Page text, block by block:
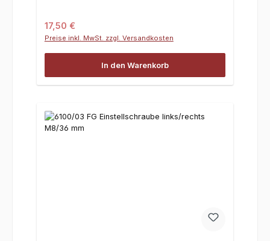
Regulärer Preis:
17,50 €
Preise inkl. MwSt. zzgl. Versandkosten
In den Warenkorb